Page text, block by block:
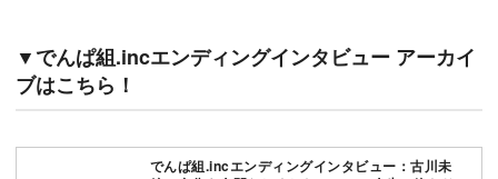
▼でんぱ組.incエンディングインタビュー アーカイ
ブはこちら！
でんぱ組.incエンディングインタビュー：古川未